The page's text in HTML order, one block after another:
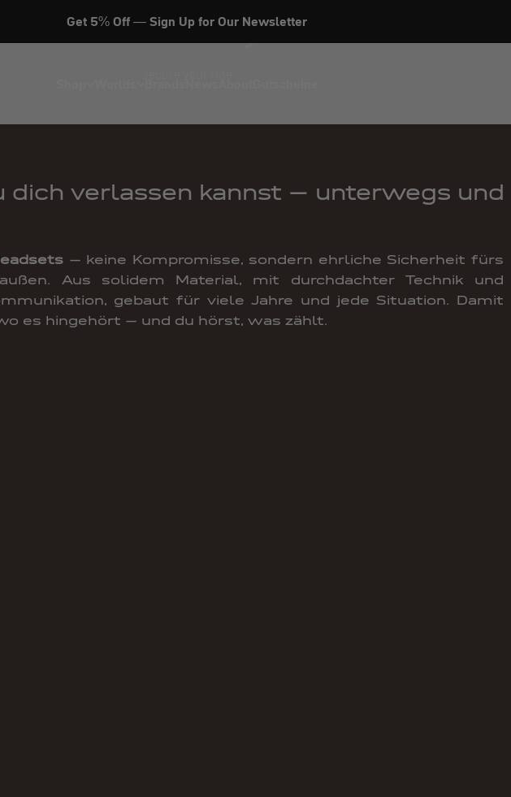
Get 5% Off — Sign Up for Our Newsletter
Security
dich verlassen kannst – unterwegs
– keine Kompromisse, sondern ehrliche Sicherheit fürs
Aus solidem Material, mit durchdachter Technik und
gebaut für viele Jahre und jede Situation. Damit
es hingehört – und du hörst, was zählt.